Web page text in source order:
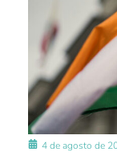
4 de agosto de